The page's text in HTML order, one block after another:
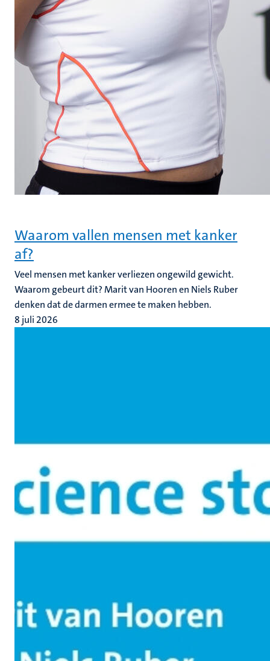
Waarom vallen mensen met kanker
af?
Veel mensen met kanker verliezen ongewild gewicht.
Waarom gebeurt dit? Marit van Hooren en Niels Ruber
denken dat de darmen ermee te maken hebben.
8 juli 2026